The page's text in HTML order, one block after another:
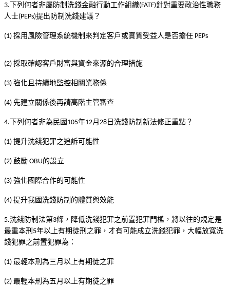
3. 下列何者非屬防制洗錢金融行動工作組織(FATF)針對重要政治性職務
人士(PEPs)提出防制洗錢建議？
(1) 採用風險管理系統機制來判定客戶或實質受益人是否擔任 PEPs
(2) 採取確認客戶財富與資金來源的合理措施
(3) 強化且持續地監控相關業務係
(4) 先建立關係後再請高階主管審查
4. 下列何者非為民國 105年12月 28 日洗錢防制新法修正重點？
(1) 提升洗錢犯罪之追訴可能性
(2) 鼓勵 OBU的設立
(3) 強化國際合作的可能性
(4) 提升我國洗錢防制的體質與效能
5.洗錢防制法第3條，降低洗錢犯罪之前置犯罪門檻，將以往的規定是
最重本刑 5年以上有期徒刑之罪，才有可能成立洗錢犯罪，大幅放寬洗
錢犯罪之前置犯罪為：
(1) 最輕本刑為三月以上有期徒之罪
(2) 最輕本刑為五月以上有期徒之罪